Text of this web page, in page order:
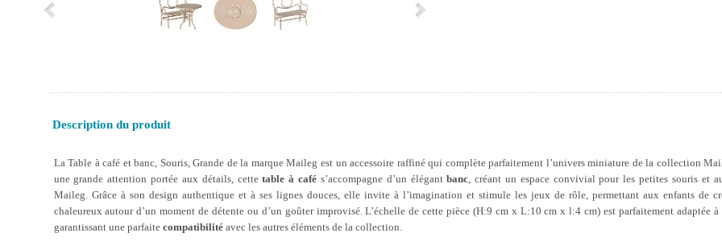
Description du produit
La Table à café et banc, Souris, Grande de la marque Maileg est un accessoire raffiné qui complète parfaitement l’univers miniature de la collection
une grande attention portée aux détails, cettetable à café s’accompagne d’un élégantbanc , créant un espace convivial pour les petites souris et
Maileg. Grâce à son design authentique et à ses lignes douces, elle invite à l’imagination et stimule les jeux de rôle, permettant aux enfants de
chaleureux autour d’un moment de détente ou d’un goûter improvisé. L’échelle de cette pièce (H:9 cm x L:10 cm x l:4 cm) est parfaitement adaptée
garantissant une parfaite compatibilitéavec les autres éléments de la collection.